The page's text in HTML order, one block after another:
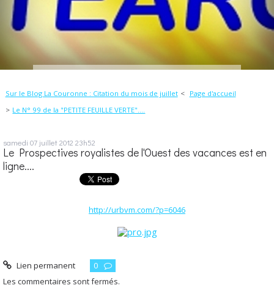
Sur le Blog La Couronne : Citation du mois de juillet
Page d'accueil
Le N° 99 de la "PETITE FEUILLE VERTE"....
samedi 07 juillet 2012 23h52
Le Prospectives royalistes de l'Ouest des vacances est en
ligne....
http://urbvm.com/?p=6046
Lien permanent
0
Les commentaires sont fermés.